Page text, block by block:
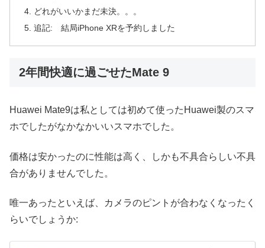
どれがいいかまだ未決。。。
追記: 結局iPhone XRを予約しました
2年間快適に過ごせたMate 9
Huawei Mate9は私としては初めて使ったHuawei製のスマ
ホでしたがなかなかいいスマホでした。
価格は安かったのに性能は高く、しかも不具合らしい不具
合がありませんでした。
唯一あったといえば、カメラのピントが合わなくなったく
らいでしょうか: